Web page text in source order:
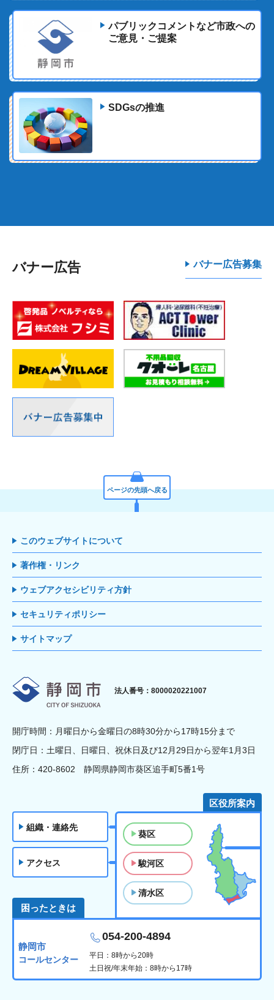
パブリックコメントなど市政への
ご意見・ご提案
SDGsの推進
バナー広告 バナー広告募集
ページの先頭へ戻る
このウェブサイトについて
著作権・リンク
ウェブアクセシビリティ方針
セキュリティポリシー
サイトマップ
静岡市
法人番号：8000020221007
開庁時間：月曜日から金曜日の8時30分から17時15分まで
閉庁日：土曜日、日曜日、祝休日及び12月29日から翌年1月3日
住所：420-8602 静岡県静岡市葵区追手町5番1号
組織・連絡先
アクセス
区役所案内
葵区
駿河区
清水区
困ったときは
静岡市
コールセンター
054-200-4894
平日：8時から20時
土日祝/年末年始：8時から17時